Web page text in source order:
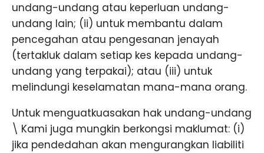
undang-undang atau keperluan undang-
undang lain; (ii) untuk membantu dalam
pencegahan atau pengesanan jenayah
(tertakluk dalam setiap kes kepada undang-
undang yang terpakai); atau (iii) untuk
melindungi keselamatan mana-mana orang.
Untuk menguatkuasakan hak undang-undang
\ Kami juga mungkin berkongsi maklumat: (i)
jika pendedahan akan mengurangkan liabiliti